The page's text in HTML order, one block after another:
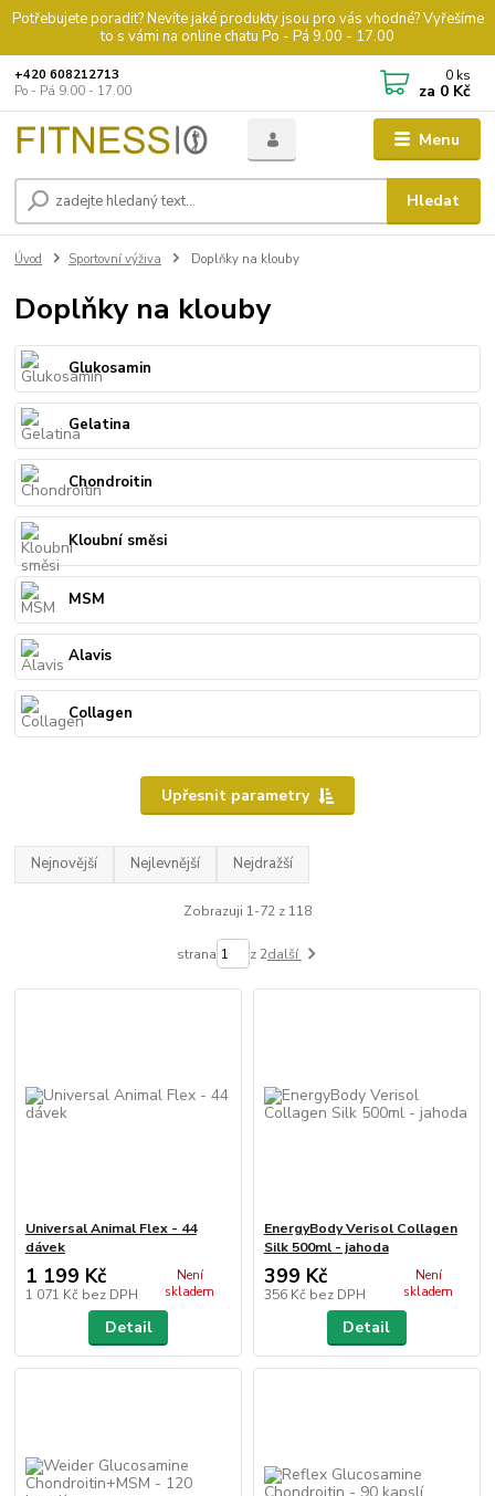
Potřebujete poradit? Nevíte jaké produkty jsou pro vás vhodné? Vyřešíme
to s vámi na online chatu Po - Pá 9.00 - 17.00
Menu
Hledat
+420 608212713
Po - Pá 9.00 - 17.00
0 ks
za 0 Kč
Úvod Sportovní výživa Doplňky na klouby
Doplňky na klouby
Glukosamin
Gelatina
Chondroitin
Kloubní směsi
MSM
Alavis
Collagen
Upřesnit parametry
Nejnovější Nejlevnější Nejdražší
Zobrazuji 1-72 z 118
strana z 2další
Universal Animal Flex - 44
dávek
1 199 Kč
1 071 Kč bez DPH
Není
skladem
Detail
EnergyBody Verisol Collagen
Silk 500ml - jahoda
399 Kč
356 Kč bez DPH
Není
skladem
Detail